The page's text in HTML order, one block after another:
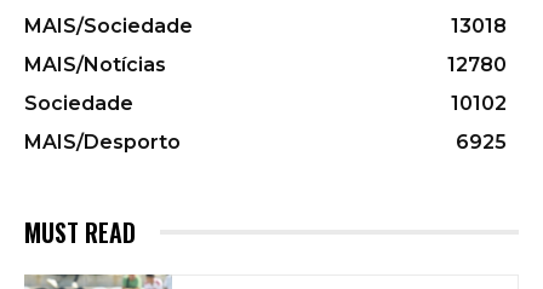
MAIS/Sociedade
13018
MAIS/Notícias
12780
Sociedade
10102
MAIS/Desporto
6925
MUST READ